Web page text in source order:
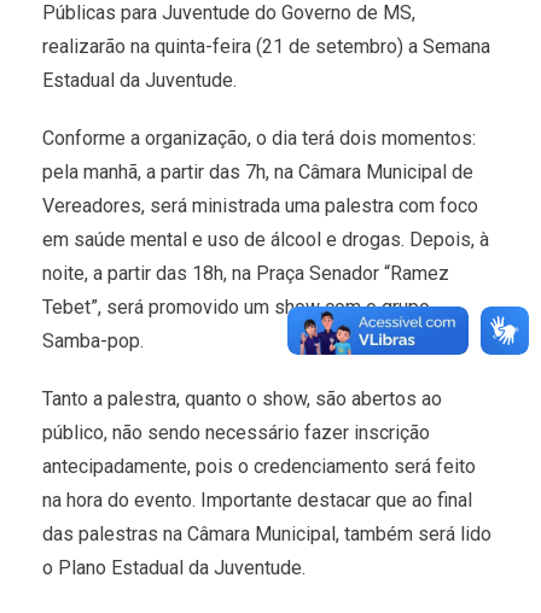
Públicas para Juventude do Governo de MS,
realizarão na quinta-feira (21 de setembro) a Semana
Estadual da Juventude.
Conforme a organização, o dia terá dois momentos:
pela manhã, a partir das 7h, na Câmara Municipal de
Vereadores, será ministrada uma palestra com foco
em saúde mental e uso de álcool e drogas. Depois, à
noite, a partir das 18h, na Praça Senador “Ramez
Tebet”, será promovido um show com o grupo
Samba-pop.
Tanto a palestra, quanto o show, são abertos ao
público, não sendo necessário fazer inscrição
antecipadamente, pois o credenciamento será feito
na hora do evento. Importante destacar que ao final
das palestras na Câmara Municipal, também será lido
o Plano Estadual da Juventude.